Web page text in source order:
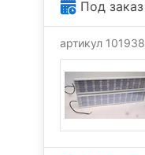
Под заказ
артикул 101938